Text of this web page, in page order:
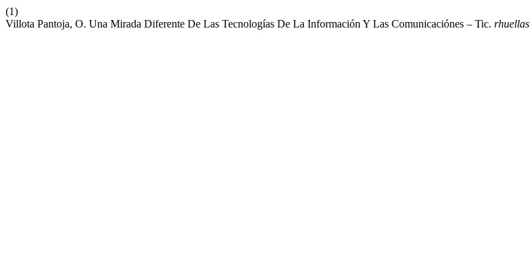
(1)
Villota Pantoja, O. Una Mirada Diferente De Las Tecnologías De La Información Y Las Comunicaciónes – Tic. rhuellas